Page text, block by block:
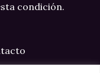
condición.